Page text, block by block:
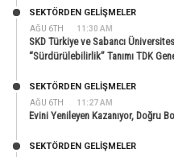
AĞU 6TH 11:30 AM
SEKTÖRDEN GELIŞMELER
SKD Türkiye ve Sabancı
“Sürdürülebilirlik” Tanımı TDK
AĞU 6TH 11:27 AM
SEKTÖRDEN GELIŞMELER
Evini Yenileyen Kazanıyor, Doğru
SEKTÖRDEN GELIŞMELER